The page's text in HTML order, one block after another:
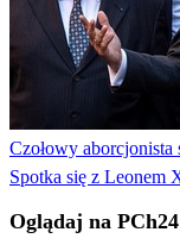
Czołowy
Spotka się z Leonem
Oglądaj na